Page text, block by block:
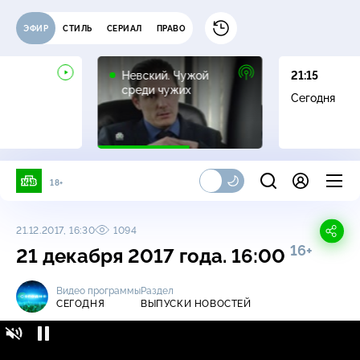
ЭФИР СТИЛЬ СЕРИАЛ ПРАВО
Невский. Чужой
среди чужих
16+
21:15
Сегодня
18+
21.12.2017, 16:30 1094
21 декабря 2017 года. 16:00 16+
Видео программы
СЕГОДНЯ
Раздел
ВЫПУСКИ НОВОСТЕЙ